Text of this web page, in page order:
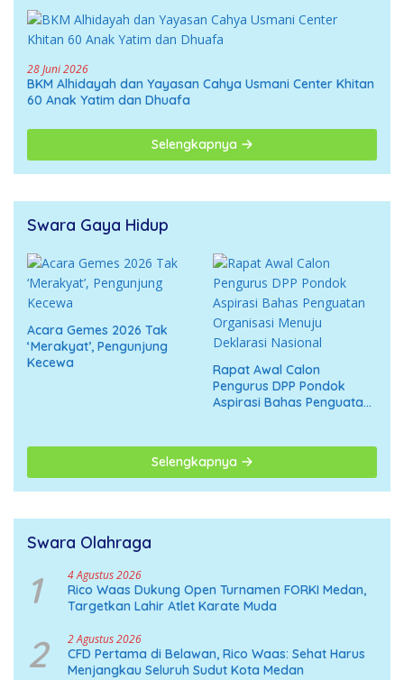
28 Juni 2026
BKM Alhidayah dan Yayasan Cahya Usmani Center Khitan
60 Anak Yatim dan Dhuafa
Selengkapnya
Swara Gaya Hidup
Acara Gemes 2026 Tak
‘Merakyat’, Pengunjung
Kecewa
Rapat Awal Calon
Pengurus DPP Pondok
Aspirasi Bahas Penguatan
Selengkapnya
Swara Olahraga
1 4 Agustus 2026
Rico Waas Dukung Open Turnamen FORKI Medan,
Targetkan Lahir Atlet Karate Muda
2 2 Agustus 2026
CFD Pertama di Belawan, Rico Waas: Sehat Harus
Menjangkau Seluruh Sudut Kota Medan